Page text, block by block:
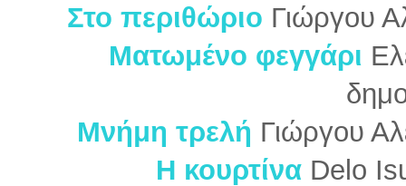
Στο περιθώριο Γιώργου
Ματωμένο φεγγάρι
Μνήμη τρελή Γιώργου
Η κουρτίνα Delo